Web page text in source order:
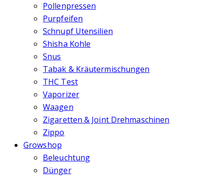
Pollenpressen
Purpfeifen
Schnupf Utensilien
Shisha Kohle
Snus
Tabak & Kräutermischungen
THC Test
Vaporizer
Waagen
Zigaretten & Joint Drehmaschinen
Zippo
Growshop
Beleuchtung
Dünger